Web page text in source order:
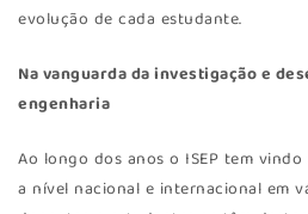
evolução de cada estudante.
Na vanguarda da investigação e
engenharia
Ao longo dos anos o ISEP tem
a nível nacional e internacional em